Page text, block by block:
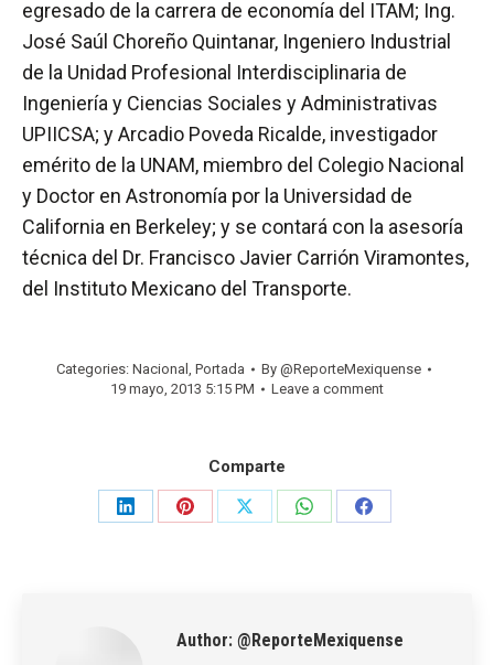
egresado de la carrera de economía del ITAM; Ing.
José Saúl Choreño Quintanar, Ingeniero Industrial
de la Unidad Profesional Interdisciplinaria de
Ingeniería y Ciencias Sociales y Administrativas
UPIICSA; y Arcadio Poveda Ricalde, investigador
emérito de la UNAM, miembro del Colegio Nacional
y Doctor en Astronomía por la Universidad de
California en Berkeley; y se contará con la asesoría
técnica del Dr. Francisco Javier Carrión Viramontes,
del Instituto Mexicano del Transporte.
Categories: Nacional , Portada By @ReporteMexiquense
19 mayo, 2013 5:15 PM
Leave a comment
Comparte
Share
Share
Share
Share
Share
Author: @ReporteMexiquense